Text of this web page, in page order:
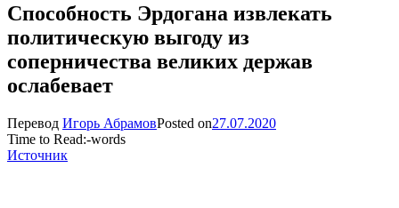
Способность Эрдогана извлекать
политическую выгоду из
соперничества великих держав
ослабевает
Перевод Игорь АбрамовPosted on27.07.2020
Time to Read:-words
Источник